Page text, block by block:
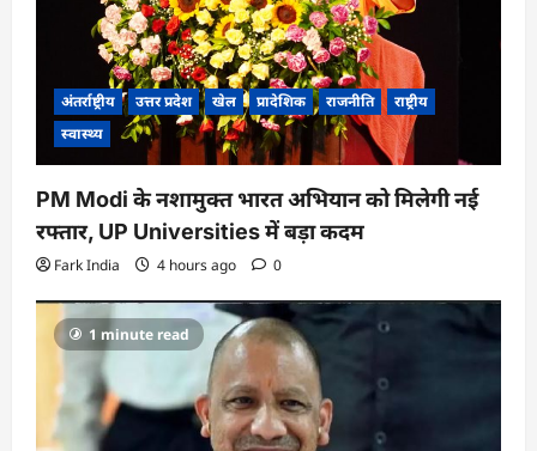
अंतर्राष्ट्रीय उत्तर प्रदेश खेल प्रादेशिक राजनीति
राष्ट्रीय
स्वास्थ्य
PM Modi के नशामुक्त भारत अभियान को मिलेगी नई
रफ्तार, UP Universities में बड़ा कदम
Fark India 4 hours ago 0
1 minute read